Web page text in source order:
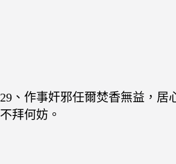
29 、作事奸邪任爾焚香無益，居
不拜何妨。